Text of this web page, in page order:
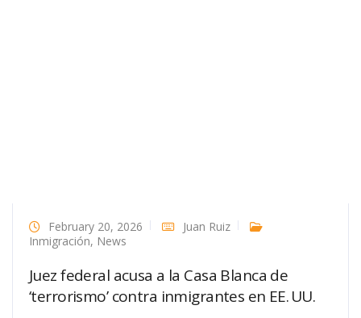
February 20, 2026
Juan Ruiz
Inmigración, News
Juez federal acusa a la Casa Blanca de
‘terrorismo’ contra inmigrantes en EE. UU.